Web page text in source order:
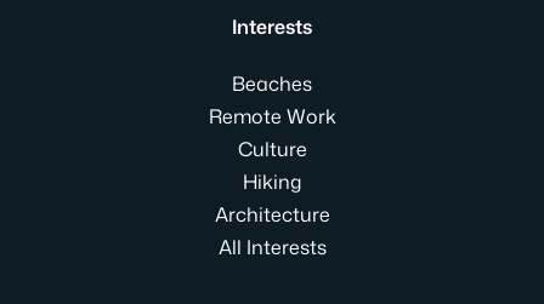
Interests
Beaches
Remote Work
Culture
Hiking
Architecture
All Interests